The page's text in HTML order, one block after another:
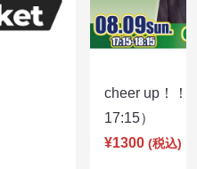
cheer up！
17:15）
¥1300 (税込)